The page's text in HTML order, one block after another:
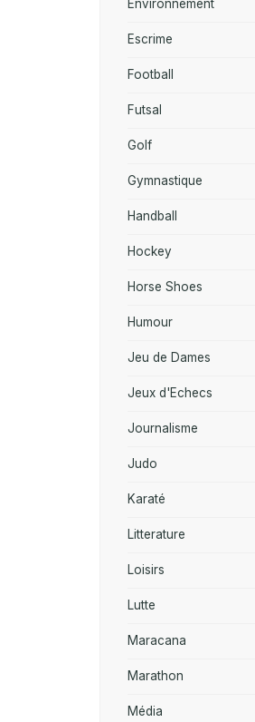
Environnement
Escrime
Football
Futsal
Golf
Gymnastique
Handball
Hockey
Horse Shoes
Humour
Jeu de Dames
Jeux d'Echecs
Journalisme
Judo
Karaté
Litterature
Loisirs
Lutte
Maracana
Marathon
Média